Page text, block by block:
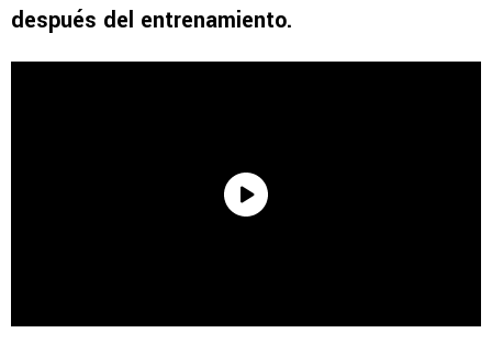
después del entrenamiento.